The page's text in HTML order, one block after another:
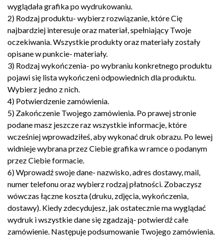
wyglądała grafika po wydrukowaniu.
2) Rodzaj produktu- wybierz rozwiązanie, które Cię
najbardziej interesuje oraz materiał, spełniający Twoje
oczekiwania. Wszystkie produkty oraz materiały zostały
opisane w punkcie- materiały.
3) Rodzaj wykończenia- po wybraniu konkretnego produktu
pojawi się lista wykończeni odpowiednich dla produktu.
Wybierz jedno z nich.
4) Potwierdzenie zamówienia.
5) Zakończenie Twojego zamówienia. Po prawej stronie
podane masz jeszcze raz wszystkie informacje, które
wcześniej wprowadziłeś, aby wykonać druk obrazu. Po lewej
widnieje wybrana przez Ciebie grafika w ramce o podanym
przez Ciebie formacie.
6) Wprowadź swoje dane- nazwisko, adres dostawy, mail,
numer telefonu oraz wybierz rodzaj płatności. Zobaczysz
wówczas łączne koszta (druku, zdjęcia, wykończenia,
dostawy). Kiedy zdecydujesz, jak ostatecznie ma wyglądać
wydruk i wszystkie dane się zgadzają- potwierdź całe
zamówienie. Następuje podsumowanie Twojego zamówienia.